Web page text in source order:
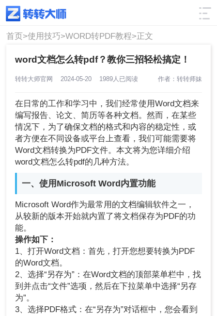
使用技巧 筛选
首页>使用技巧>WORD转PDF教程>正文
word文档怎么转pdf？教你三招轻松搞定！
转转大师官网 2024-05-20 1989人已阅读 作者：转转师妹
在日常的工作和学习中，我们经常使用Word文档来
编写报告、论文、简历等各种文档。然而，在某些
情况下，为了确保文档的格式和内容的稳定性，或
者方便在不同设备或平台上查看，我们可能需要将
Word文档转换为PDF文件。本文将为您详细介绍
word文档怎么转pdf的几种方法。
一、使用Microsoft Word内置功能
Microsoft Word作为最常用的文档编辑软件之一，
从较新的版本开始就内置了将文档保存为PDF的功
能。
操作如下：
1、打开Word文档：首先，打开您想要转换为PDF
的Word文档。
2、选择“另存为”：在Word文档的顶部菜单栏中，找
到并点击“文件”选项，然后在下拉菜单中选择“另存
为”。
3、选择PDF格式：在“另存为”对话框中，您会看到